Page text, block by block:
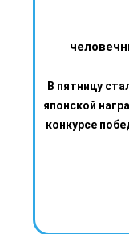
В пятницу
японской
конкурсе